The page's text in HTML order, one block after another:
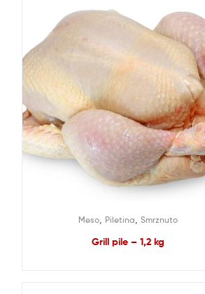
Meso, Piletina Smrznuto
Grill pile – 1,2 kg